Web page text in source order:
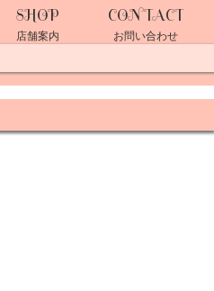
SHOP
店舗案内
CONTACT
お問い合わせ